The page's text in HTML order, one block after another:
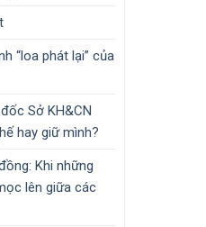
“loa phát lại” của
Sở KH&CN
hay giữ mình?
Khi những
lên giữa các